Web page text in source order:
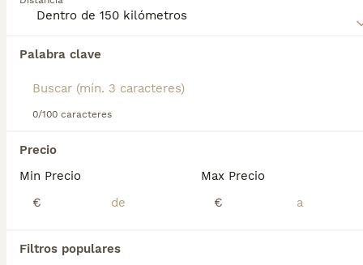
Palabra clave
0/100 caracteres
Precio
Min Precio
€
Max Precio
€
Filtros populares
Encontramos 0 Griffon Fauve de Bretagne
Si deseas exactamente esta búsqueda guarda tu
búsqueda y espera el resultado perfecto:
Preguntas frecuentes